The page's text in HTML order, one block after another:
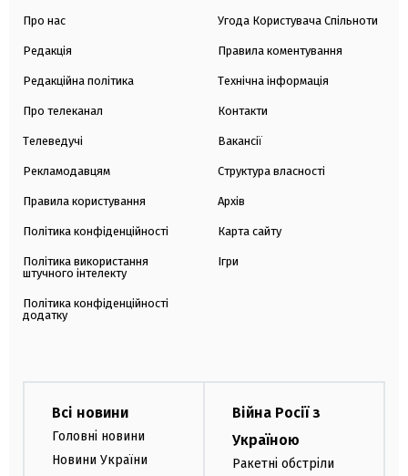
Про нас
Редакція
Редакційна політика
Про телеканал
Телеведучі
Рекламодавцям
Правила користування
Політика конфіденційності
Політика використання
штучного інтелекту
Політика конфіденційності
додатку
Угода Користувача Спільноти
Правила коментування
Технічна інформація
Контакти
Вакансії
Структура власності
Архів
Карта сайту
Ігри
Всі новини
Головні новини
Новини України
Війна Росії з
Україною
Ракетні обстріли